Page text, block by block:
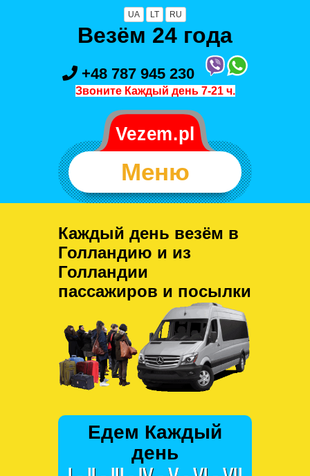
UA LT RU
Везём 24 года
+48 787 945 230
Звоните Каждый день 7-21 ч.
Меню
Каждый день везём в
Голландию и из
Голландии
пассажиров и посылки
Едем Каждый
день